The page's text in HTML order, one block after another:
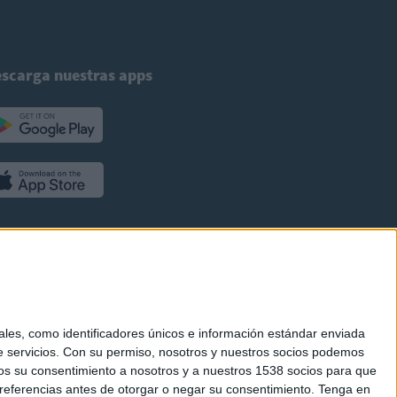
como identificadores únicos e información estándar enviada
servicios. Con su permiso, nosotros y nuestros socios podemos
su consentimiento a nosotros y a nuestros 1538 socios para que
antes de otorgar o negar su consentimiento. Tenga en
nuestras apps